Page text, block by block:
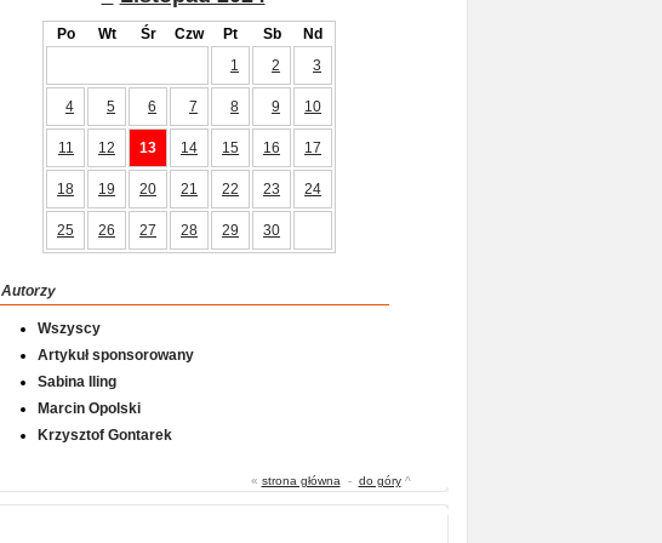
Po Wt Śr Czw Pt Sb
Nd
1
2 3
4 5 6 7 8 9 10
11 12 13 14 15 16 17
18 19 20 21 22 23 24
25 26 27 28 29 30
Autorzy
Wszyscy
Artykuł sponsorowany
Sabina Iling
Marcin Opolski
Krzysztof Gontarek
« strona główna - do góry^